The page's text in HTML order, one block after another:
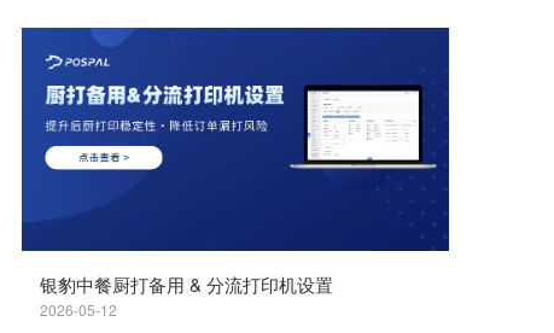
银豹中餐厨打备用 & 分流打印机设置
2026-05-12